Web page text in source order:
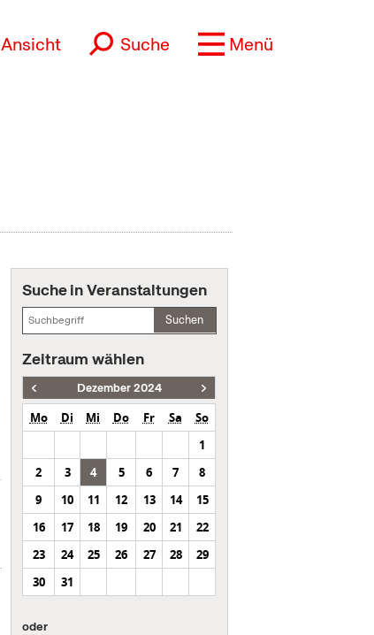
Ansicht Suche Menü
Suche in Veranstaltungen
Suchen
Zeitraum wählen
Dezember 2024
Mo Di Mi Do Fr Sa
So
1
2
3 4 5 6 7
8
9
10 11 12 13 14
15
16
17 18 19 20 21
22
23
24 25 26 27 28
29
30
31
oder